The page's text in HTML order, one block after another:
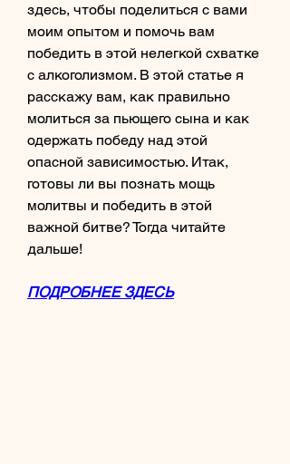
здесь, чтобы поделиться с вами
моим опытом и помочь вам
победить в этой нелегкой схватке
с алкоголизмом. В этой статье я
расскажу вам, как правильно
молиться за пьющего сына и как
одержать победу над этой
опасной зависимостью. Итак,
готовы ли вы познать мощь
молитвы и победить в этой
важной битве? Тогда читайте
дальше!
ПОДРОБНЕЕ ЗДЕСЬ